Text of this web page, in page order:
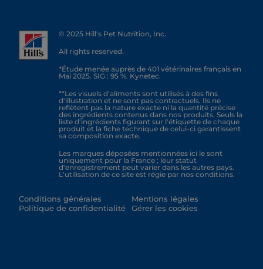
© 2025 Hill's Pet Nutrition, Inc.
All rights reserved.
*Étude menée auprès de 401 vétérinaires français en
Mai 2025. SIG : 95 %. Kynetec.
**Les visuels d'aliments sont utilisés à des fins
d'illustration et ne sont pas contractuels. Ils ne
reflètent pas la nature exacte ni la quantité précise
des ingrédients contenus dans nos produits. Seuls la
liste d'ingrédients figurant sur l'étiquette de chaque
produit et la fiche technique de celui-ci garantissent
sa composition exacte.
Les marques déposées mentionnées ici le sont
uniquement pour la France ; leur statut
d'enregistrement peut varier dans les autres pays.
L'utilisation de ce site est régie par nos conditions.
Conditions générales
Politique de confidentialité
Mentions légales
Gérer les cookies